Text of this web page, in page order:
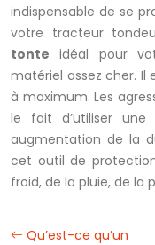
indispensable de se
votre tracteur
tonte idéal pour
matériel assez cher. Il
à maximum. Les
le fait d’utiliser
augmentation de la
cet outil de
froid, de la pluie, de la
Qu’est-ce qu’un